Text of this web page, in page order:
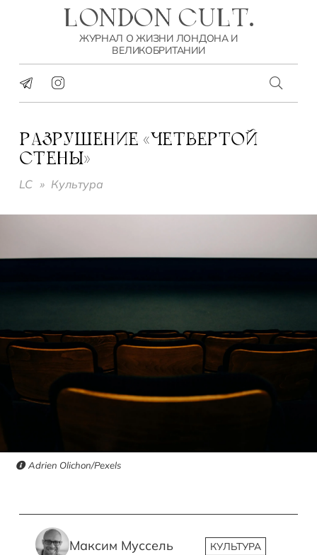
LONDON CULT.
ЖУРНАЛ О ЖИЗНИ ЛОНДОНА И
ВЕЛИКОБРИТАНИИ
РАЗРУШЕНИЕ «ЧЕТВЕРТОЙ
СТЕНЫ»
LC » Культура
Adrien Olichon/Pexels
Максим Муссель КУЛЬТУРА